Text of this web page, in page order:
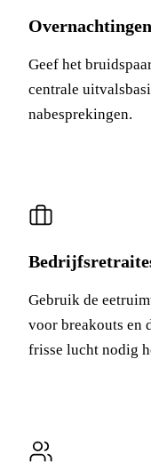
Geef het
centrale
nabesprekingen.
Gebruik de
voor breakouts en
frisse lucht nodig